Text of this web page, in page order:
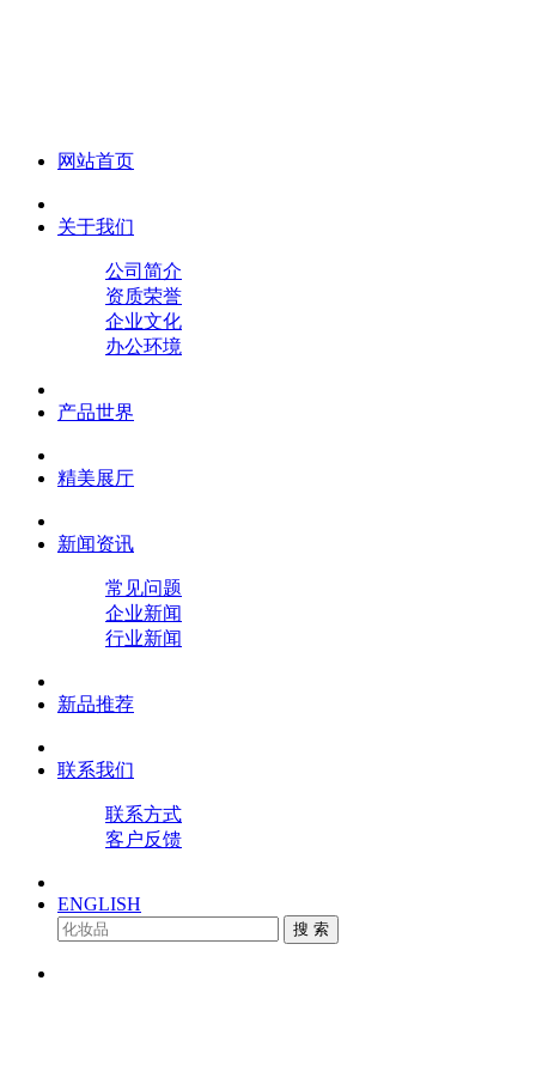
网站首页
关于我们
公司简介
资质荣誉
企业文化
办公环境
产品世界
精美展厅
新闻资讯
常见问题
企业新闻
行业新闻
新品推荐
联系我们
联系方式
客户反馈
ENGLISH